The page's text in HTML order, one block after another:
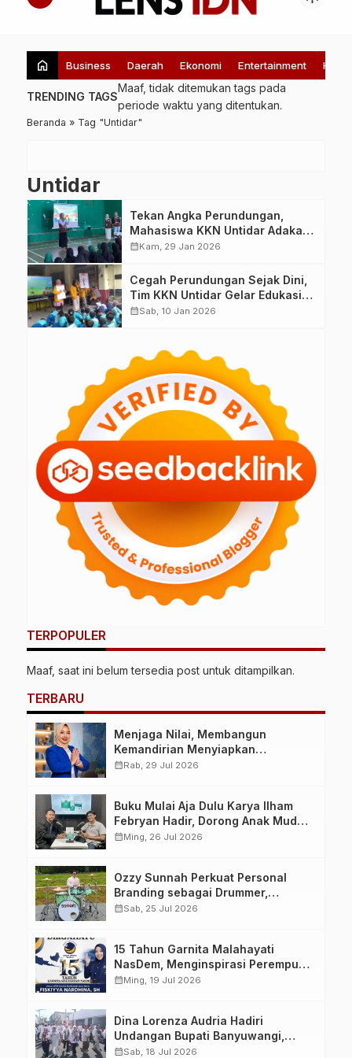
home Business Daerah Ekonomi Entertainment
TRENDING TAGS
Maaf, tidak ditemukan tags pada
periode waktu yang ditentukan.
Beranda » Tag "Untidar"
Untidar
Tekan Angka Perundungan,
Mahasiswa KKN Untidar Adakan
Sosialisasi Anti-Bullying di MI
calendar_monthKam, 29 Jan 2026
Cegah Perundungan Sejak Dini,
Tim KKN Untidar Gelar Edukasi
Karakter di SDN Tidar 3
calendar_monthSab, 10 Jan 2026
TERPOPULER
Maaf, saat ini belum tersedia post untuk ditampilkan.
TERBARU
Menjaga Nilai, Membangun
Kemandirian Menyiapkan
Kepemimpinan Ekonomi Perempuan
Jamaah
calendar_monthRab, 29 Jul 2026
Buku Mulai Aja Dulu Karya Ilham
Febryan Hadir, Dorong Anak Muda
Berhenti Menunda dan Mulai
calendar_monthMing, 26 Jul 2026
Ozzy Sunnah Perkuat Personal
Branding sebagai Drummer,
Produser, dan Sutradara Melalui
calendar_monthSab, 25 Jul 2026
15 Tahun Garnita Malahayati
NasDem, Menginspirasi Perempuan
Memimpin Perubahan Bangsa
calendar_monthMing, 19 Jul 2026
Dina Lorenza Audria Hadiri
Undangan Bupati Banyuwangi,
Saksikan Banyuwangi Ethno
calendar_monthSab, 18 Jul 2026